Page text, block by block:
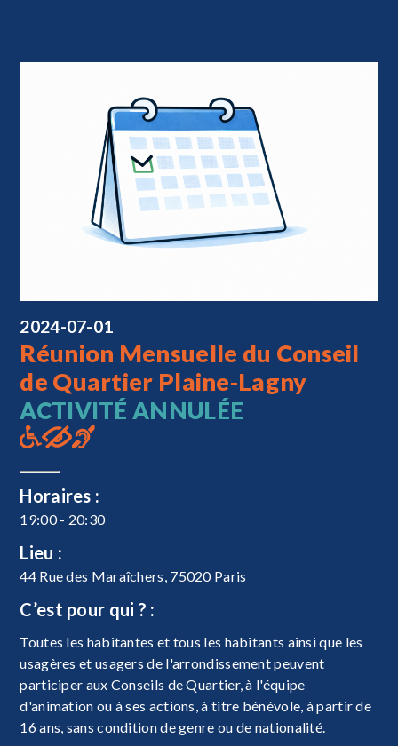
2024-07-01
Réunion Mensuelle du Conseil
de Quartier Plaine-Lagny
ACTIVITÉ ANNULÉE
Horaires :
19:00 - 20:30
Lieu :
44 Rue des Maraîchers, 75020 Paris
C’est pour qui ? :
Toutes les habitantes et tous les habitants ainsi que les
usagères et usagers de l'arrondissement peuvent
participer aux Conseils de Quartier, à l'équipe
d'animation ou à ses actions, à titre bénévole, à partir de
16 ans, sans condition de genre ou de nationalité.